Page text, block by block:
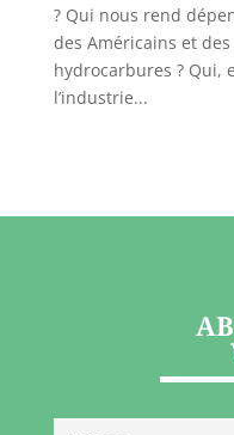
? Qui nous rend
des Américains et
hydrocarbures ? Qui,
l’industrie...